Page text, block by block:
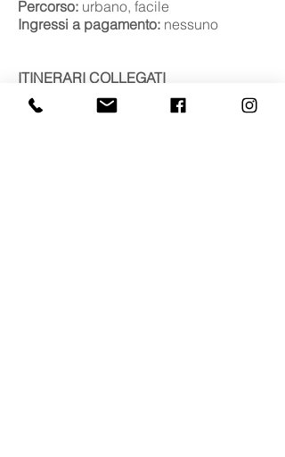
Percorso: urbano, facile
Ingressi a pagamento: nessuno
ITINERARI COLLEGATI
Iseo centro storico